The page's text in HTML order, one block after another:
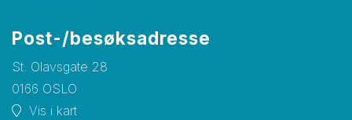
Post-/besøksadresse
St. Olavsgate 28
0166 OSLO
Vis i kart